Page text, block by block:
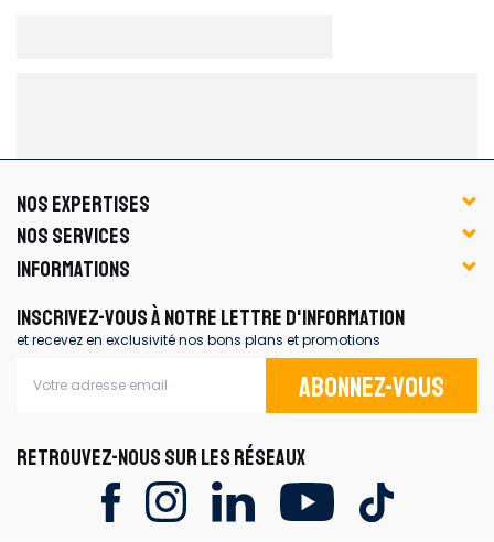
NOS EXPERTISES
NOS SERVICES
INFORMATIONS
INSCRIVEZ-VOUS À NOTRE LETTRE D'INFORMATION
et recevez en exclusivité nos bons plans et promotions
Abonnez-vous
RETROUVEZ-NOUS SUR LES RÉSEAUX